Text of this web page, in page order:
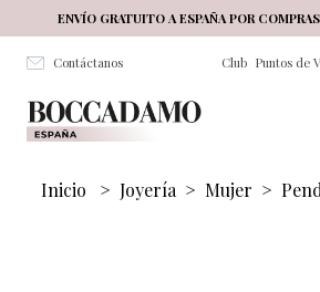
Salta al contenuto principale
ENVÍO GRATUITO A ESPAÑA POR
Contáctanos Club Puntos de
Inicio > Joyería > Mujer >